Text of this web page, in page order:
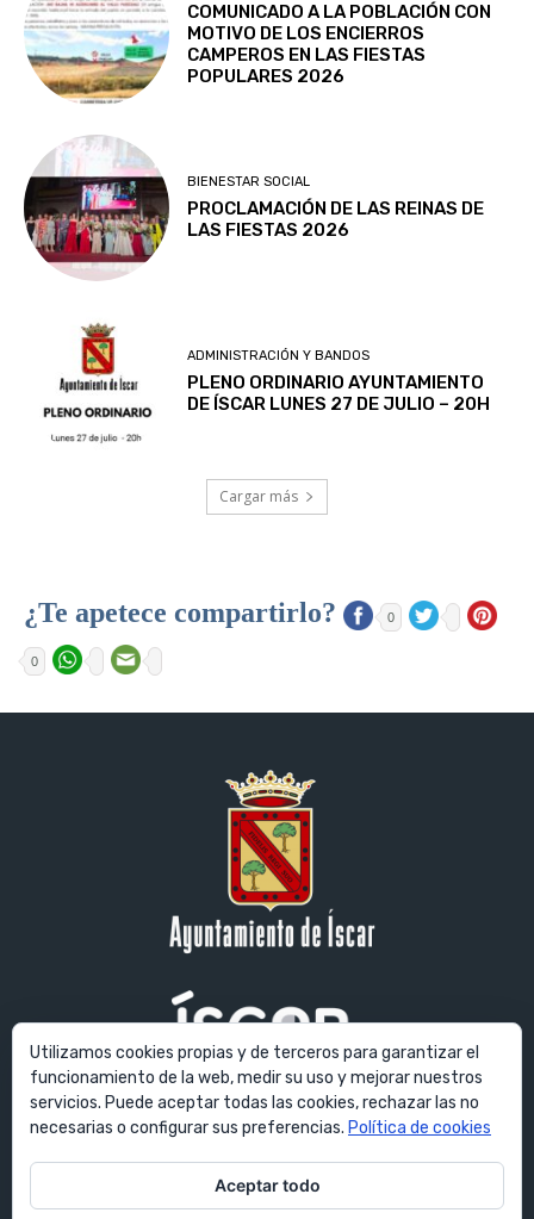
COMUNICADO A LA POBLACIÓN CON
MOTIVO DE LOS ENCIERROS
CAMPEROS EN LAS FIESTAS
POPULARES 2026
BIENESTAR SOCIAL
PROCLAMACIÓN DE LAS REINAS DE
LAS FIESTAS 2026
ADMINISTRACIÓN Y BANDOS
PLENO ORDINARIO AYUNTAMIENTO
DE ÍSCAR LUNES 27 DE JULIO – 20H
Cargar más
¿Te apetece compartirlo? 0
0
© Ayuntamiento de Íscar. Todos los derechos reservados. Plaza
Mayor, 1 - 47420 Íscar (Valladolid) España
ayuntamiento@villadeiscar.es
Utilizamos cookies propias y de terceros para garantizar el
funcionamiento de la web, medir su uso y mejorar nuestros
servicios. Puede aceptar todas las cookies, rechazar las no
necesarias o configurar sus preferencias. Política de cookies
Aceptar todo